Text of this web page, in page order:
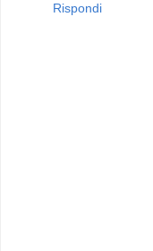
Rispondi